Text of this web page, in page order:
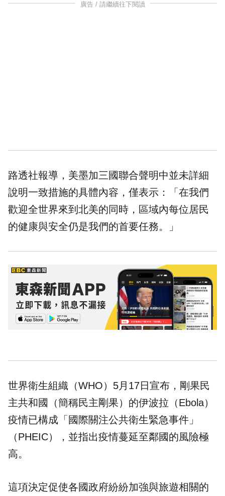
廣告 / 請繼續往下閱讀
路透社報導，美墨加三國聯合聲明中並未詳細
說明一致措施的具體內容，僅表示：「在我們
歡迎全世界來到北美的同時，區域內每位居民
的健康與安全仍是我們的首要任務。」
世界衛生組織（WHO）5月17日宣布，剛果民
主共和國（簡稱民主剛果）的伊波拉（Ebola）
疫情已構成「國際關注公共衛生緊急事件」
（PHEIC），並指出疫情蔓延至鄰國的風險極
高。
這項決定促使各國政府紛紛加強與旅遊相關的